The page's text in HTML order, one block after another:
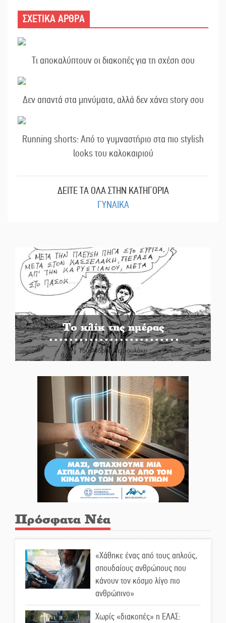
ΣΧΕΤΙΚΑ ΑΡΘΡΑ
Τι αποκαλύπτουν οι διακοπές για τη σχέση σου
Δεν απαντά στα μηνύματα, αλλά δεν χάνει story σου
Running shorts: Από το γυμναστήριο στα πιο stylish
looks του καλοκαιριού
ΔΕΙΤΕ ΤΑ ΟΛΑ ΣΤΗΝ ΚΑΤΗΓΟΡΙΑ
ΓΥΝΑΙΚΑ
Το κλίκ της ημέρας
Του Ανδρέα Πετρουλάκη
Πρόσφατα Νέα
«Χάθηκε ένας από τους απλούς,
σπουδαίους ανθρώπους που
κάνουν τον κόσμο λίγο πιο
ανθρώπινο»
Χωρίς «διακοπές» η ΕΛΑΣ: